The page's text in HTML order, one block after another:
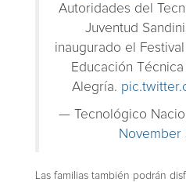
Autoridades del
Juventud
inaugurado el
Educación
Alegría.
— Tecnológico
November
Las familias también podrán